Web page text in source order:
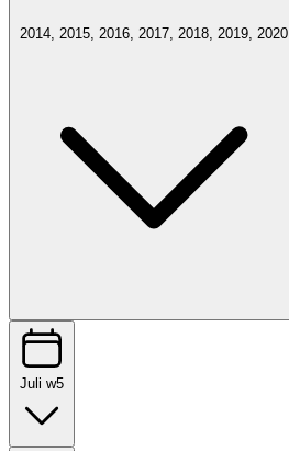
2014, 2015, 2016, 2017, 2018, 2019, 2020
Juli w5